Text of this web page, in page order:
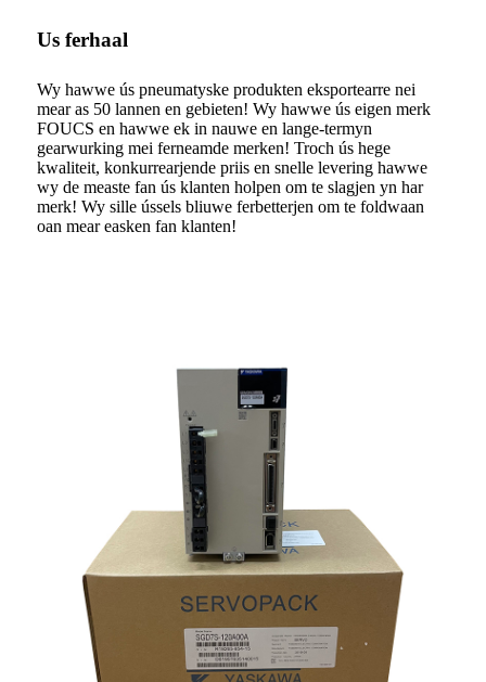
Us ferhaal
Wy hawwe ús pneumatyske produkten eksportearre nei
mear as 50 lannen en gebieten! Wy hawwe ús eigen merk
FOUCS en hawwe ek in nauwe en lange-termyn
gearwurking mei ferneamde merken! Troch ús hege
kwaliteit, konkurrearjende priis en snelle levering hawwe
wy de measte fan ús klanten holpen om te slagjen yn har
merk! Wy sille ússels bliuwe ferbetterjen om te foldwaan
oan mear easken fan klanten!